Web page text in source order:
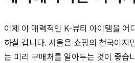
이제 이 매력적인 K-뷰티 아이템을 어
하실 겁니다. 서울은 쇼핑의 천국이지
는 미리 구매처를 알아두는 것이 좋습